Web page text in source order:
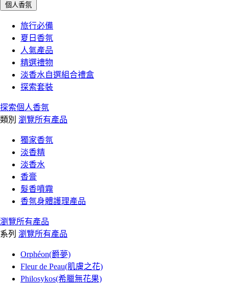
個人香氛
旅行必備
夏日香氛
人氣產品
精選禮物
淡香水自選組合禮盒
探索套裝
探索個人香氛
類別 瀏覽所有產品
獨家香氛
淡香精
淡香水
香膏
髮香噴霧
香氛身體護理產品
瀏覽所有產品
系列 瀏覽所有產品
Orphéon(爵夢)
Fleur de Peau(肌膚之花)
Philosykos(希臘無花果)